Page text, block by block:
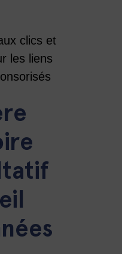
clics et
les liens